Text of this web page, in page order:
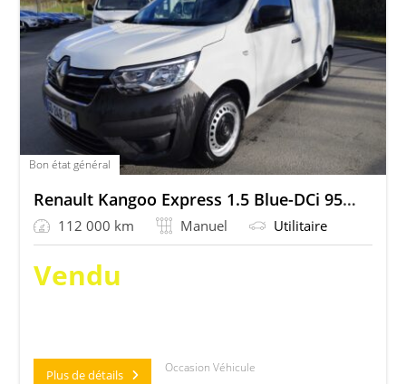
Bon état général
Renault Kangoo Express 1.5 Blue-DCi 95 Confort
112 000 km Manuel Utilitaire
Vendu
Plus de détails Occasion Véhicule